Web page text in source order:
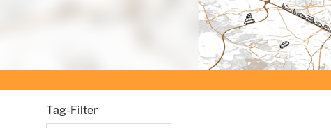
Tag-Filter